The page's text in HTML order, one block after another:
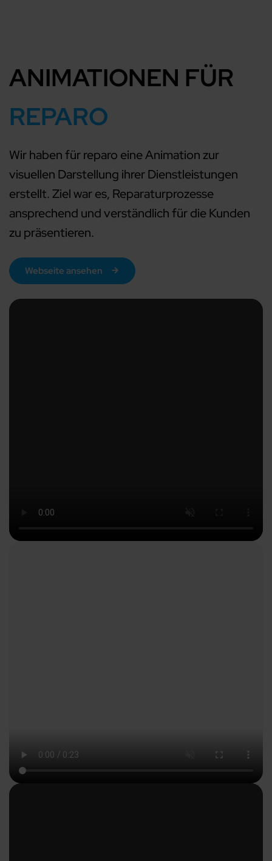
ANIMATIONEN FÜR
REPARO
Wir haben für reparo eine Animation zur
visuellen Darstellung ihrer Dienstleistungen
erstellt. Ziel war es, Reparaturprozesse
ansprechend und verständlich für die Kunden
zu präsentieren.
Webseite ansehen